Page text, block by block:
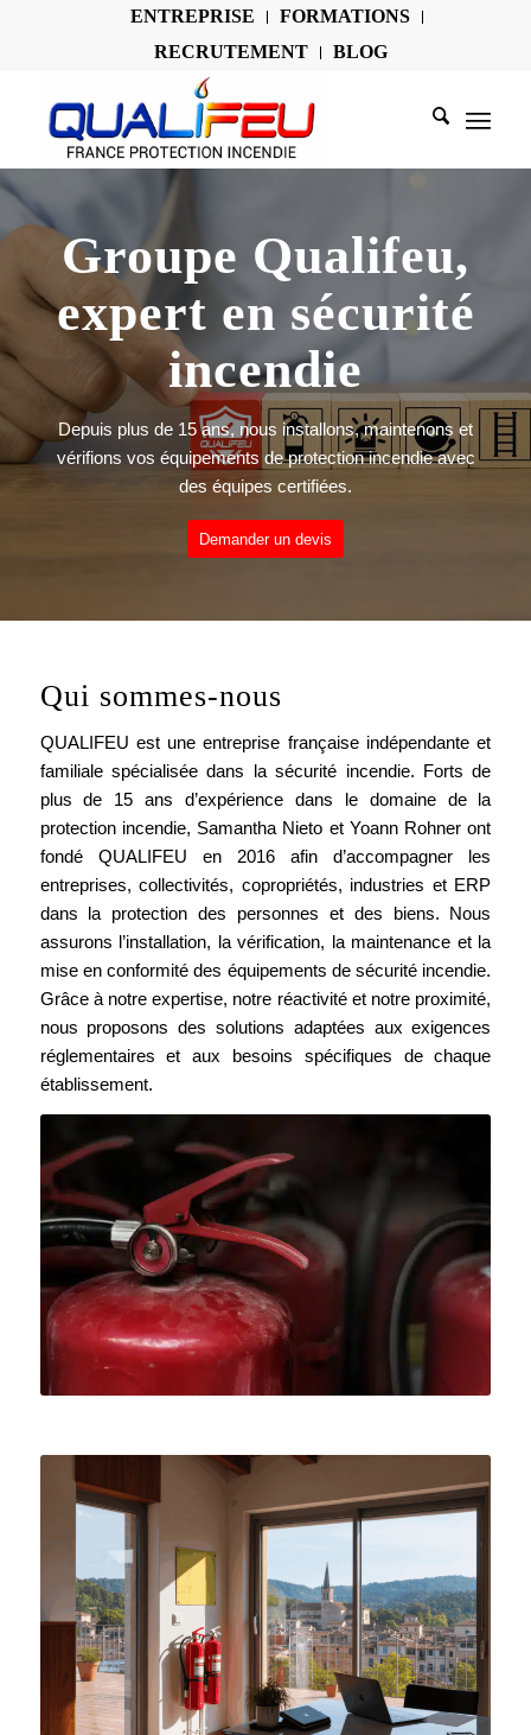
ENTREPRISE
FORMATIONS
RECRUTEMENT
BLOG
Groupe Qualifeu,
expert en sécurité
incendie
Depuis plus de 15 ans, nous installons, maintenons et
vérifions vos équipements de protection incendie avec
des équipes certifiées.
Demander un devis
Qui sommes-nous
QUALIFEU est une entreprise française indépendante et
familiale spécialisée dans la sécurité incendie. Forts de
plus de 15 ans d’expérience dans le domaine de la
protection incendie, Samantha Nieto et Yoann Rohner ont
fondé QUALIFEU en 2016 afin d’accompagner les
entreprises, collectivités, copropriétés, industries et ERP
dans la protection des personnes et des biens. Nous
assurons l’installation, la vérification, la maintenance et la
mise en conformité des équipements de sécurité incendie.
Grâce à notre expertise, notre réactivité et notre proximité,
nous proposons des solutions adaptées aux exigences
réglementaires et aux besoins spécifiques de chaque
établissement.